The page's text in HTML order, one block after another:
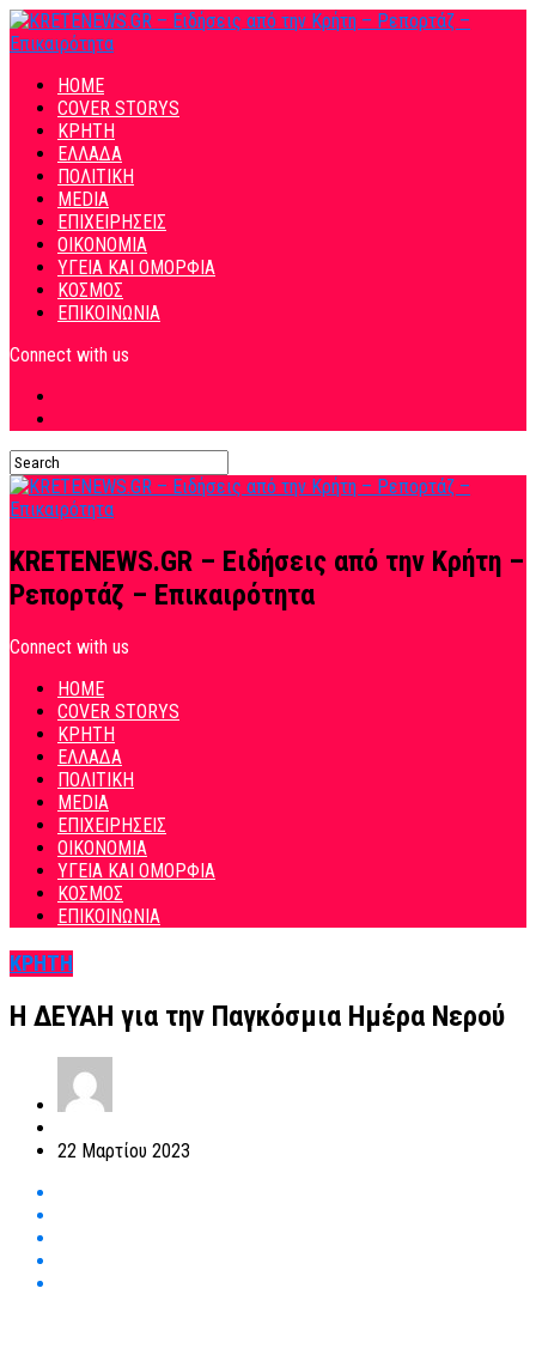
HOME
COVER STORYS
ΚΡΗΤΗ
ΕΛΛΑΔΑ
ΠΟΛΙΤΙΚΗ
MEDIA
ΕΠΙΧΕΙΡΗΣΕΙΣ
ΟΙΚΟΝΟΜΙΑ
ΥΓΕΙΑ ΚΑΙ ΟΜΟΡΦΙΑ
ΚΟΣΜΟΣ
ΕΠΙΚΟΙΝΩΝΙΑ
Connect with us
KRETENEWS.GR – Ειδήσεις από την Κρήτη –
Ρεπορτάζ – Επικαιρότητα
Connect with us
HOME
COVER STORYS
ΚΡΗΤΗ
ΕΛΛΑΔΑ
ΠΟΛΙΤΙΚΗ
MEDIA
ΕΠΙΧΕΙΡΗΣΕΙΣ
ΟΙΚΟΝΟΜΙΑ
ΥΓΕΙΑ ΚΑΙ ΟΜΟΡΦΙΑ
ΚΟΣΜΟΣ
ΕΠΙΚΟΙΝΩΝΙΑ
ΚΡΗΤΗ
Η ΔΕΥΑΗ για την Παγκόσμια Ημέρα Νερού
22 Μαρτίου 2023